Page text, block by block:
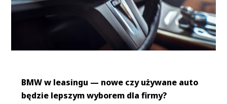
BMW w leasingu — nowe czy używane auto
będzie lepszym wyborem dla firmy?